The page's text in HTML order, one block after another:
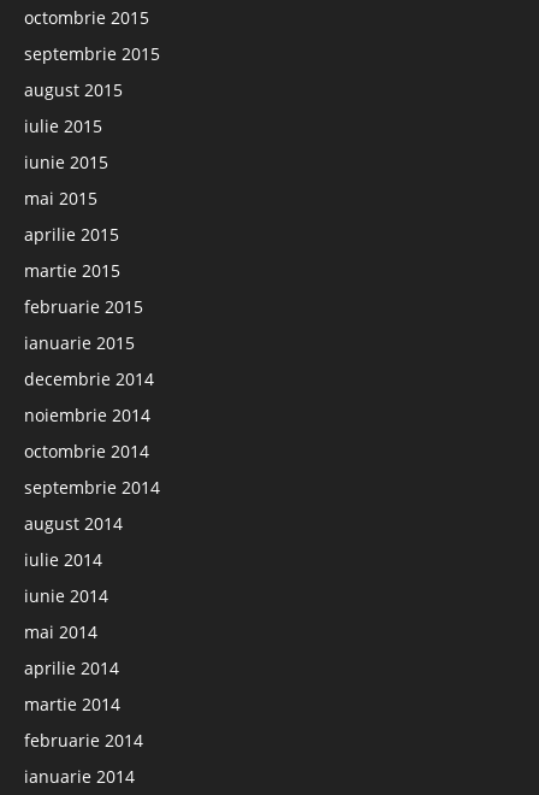
octombrie 2015
septembrie 2015
august 2015
iulie 2015
iunie 2015
mai 2015
aprilie 2015
martie 2015
februarie 2015
ianuarie 2015
decembrie 2014
noiembrie 2014
octombrie 2014
septembrie 2014
august 2014
iulie 2014
iunie 2014
mai 2014
aprilie 2014
martie 2014
februarie 2014
ianuarie 2014